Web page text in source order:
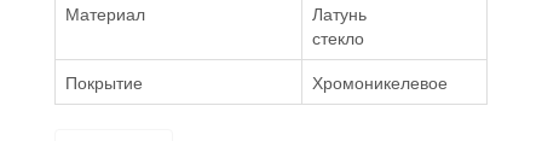
Материал
Латунь
стекло
Покрытие
Хромоникелевое